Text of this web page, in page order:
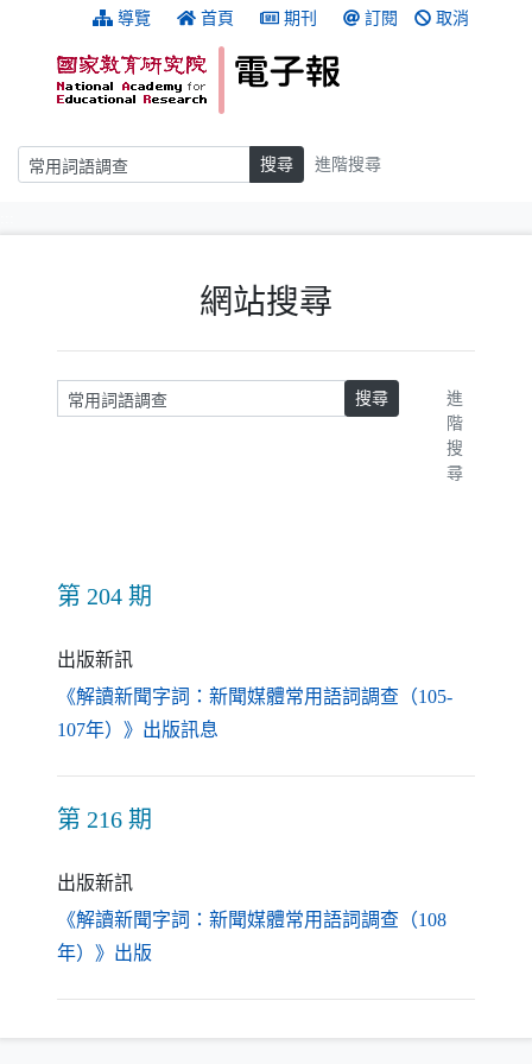
跳到主要內容 導覽 首頁 期刊 訂閱 取消
搜尋 搜尋 進階搜尋
網站搜尋
請輸入關鍵字 搜尋
進
階
搜
尋
第 204 期
出版新訊
《解讀新聞字詞：新聞媒體常用語詞調查（105-
107年）》出版訊息
第 216 期
出版新訊
《解讀新聞字詞：新聞媒體常用語詞調查（108
年）》出版